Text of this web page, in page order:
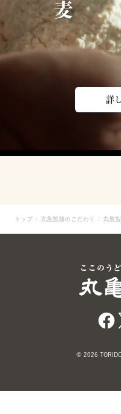
詳
トップ 丸亀製麺のこだわり 丸亀
© 2026